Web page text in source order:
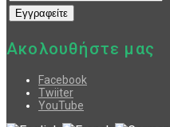
Ακολουθήστε μας
Facebook
Twiiter
YouTube